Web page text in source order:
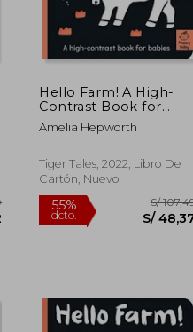
Hello Farm! A High-
Contrast Book for
Babies (Happy Baby)
(en Inglés)
Amelia Hepworth
Tiger Tales, 2022, Libro De
Cartón, Nuevo